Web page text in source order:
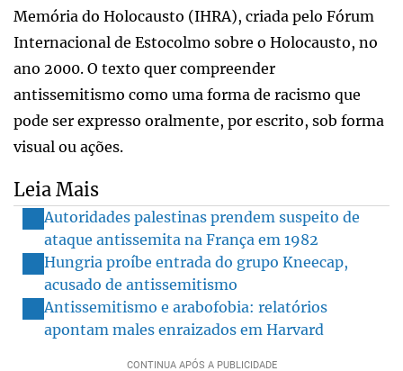
Memória do Holocausto (IHRA), criada pelo Fórum
Internacional de Estocolmo sobre o Holocausto, no
ano 2000. O texto quer compreender
antissemitismo como uma forma de racismo que
pode ser expresso oralmente, por escrito, sob forma
visual ou ações.
Leia Mais
Autoridades palestinas prendem suspeito de
ataque antissemita na França em 1982
Hungria proíbe entrada do grupo Kneecap,
acusado de antissemitismo
Antissemitismo e arabofobia: relatórios
apontam males enraizados em Harvard